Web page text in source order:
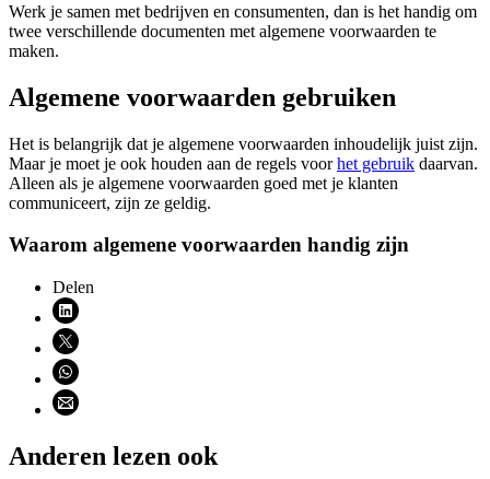
Werk je samen met bedrijven en consumenten, dan is het handig om
twee verschillende documenten met algemene voorwaarden te
maken.
Algemene voorwaarden gebruiken
Het is belangrijk dat je algemene voorwaarden inhoudelijk juist zijn.
Maar je moet je ook houden aan de regels voorhet gebruik daarvan.
Alleen als je algemene voorwaarden goed met je klanten
communiceert, zijn ze geldig.
Waarom algemene voorwaarden handig zijn
Delen
Deel via LinkedIn (opent nieuw venster)
Deel via X (opent nieuw venster)
Deel via WhatsApp (opent WhatsApp)
Deel via email (opent email programma)
Anderen lezen ook